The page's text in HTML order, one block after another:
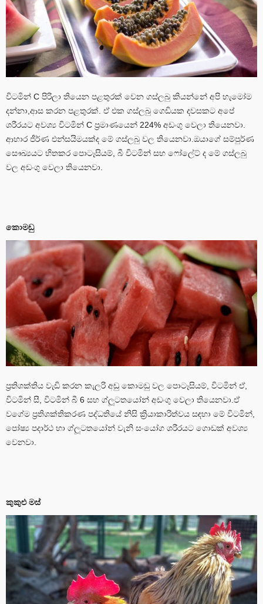
විටමින් C පිරිලා තියෙන පළතුරක් වෙන ගස්ලබු කියන්නේ අපි හැමෝම
දන්නා,ආස කරන පළතුරක්. ඒ එක ගස්ලබු ගෙඩියක දවසකට අපේ
ශරීරයට අවශ්‍ය විටමින් C ප්‍රමාණයෙන් 224% අඩංගු වෙලා තියෙනවා.
ආහාර ජීර්ණ එන්සයිමයක්ද මේ ගස්ලබු වල තියෙනවා.ඔයාගේ සම්පුර්ණ
සෞඛ්‍යයට හිතකර පොටෑසියම්, බී විටමින් සහ ෆෝලේට් ද මේ ගස්ලබු
වල අඩංගු වෙලා තියෙනවා.
කොමඩු
ප්‍රතිශක්තිය වැඩි කරන කැලරි අඩු කොමඩු වල පොටෑසියම්, විටමින් ඒ,
විටමින් සී, විටමින් බී 6 සහ ග්ලූටතයෝන් අඩංගු වෙලා තියෙනවා.ඒ
වගේම ප්‍රතිශක්තිකරණ පද්ධතියේ නිසි ක්‍රියාකාරිත්වය සඳහා මේ විටමින්,
පෝෂ්‍ය පදාර්ථ හා ග්ලූටතයෝන් වැනි සංයෝග ශරීරයට ගොඩක් අවශ්‍ය
වෙනවා.
කුකුළු මස්